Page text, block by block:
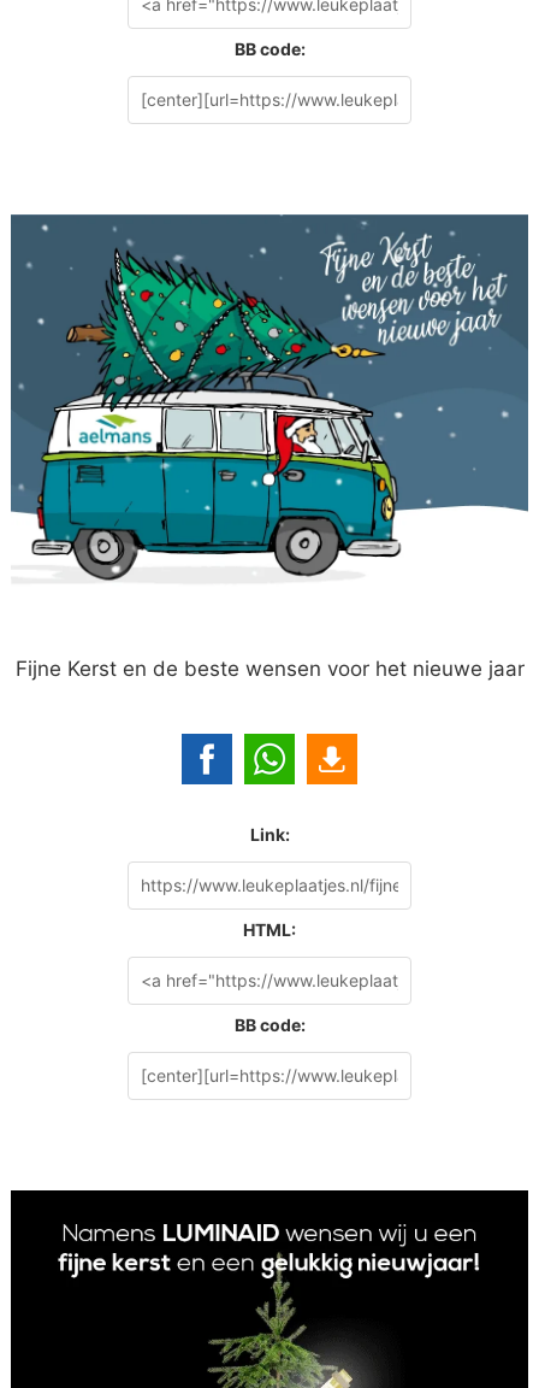
BB code:
Fijne Kerst en de beste wensen voor het nieuwe jaar
Link:
HTML:
BB code: